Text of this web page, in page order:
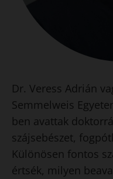
Dr. Veress Adrián
Semmelweis
ben avattak
szájsebészet,
Különösen fontos
értsék, milyen